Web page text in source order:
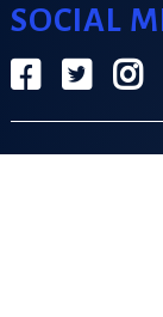
SOCIAL